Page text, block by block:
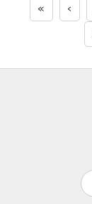
« ‹